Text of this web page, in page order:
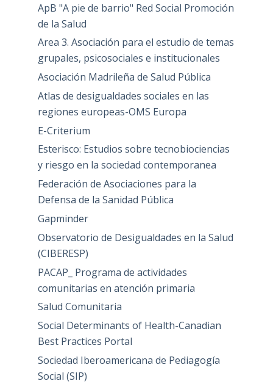
ApB "A pie de barrio" Red Social Promoción
de la Salud
Area 3. Asociación para el estudio de temas
grupales, psicosociales e institucionales
Asociación Madrileña de Salud Pública
Atlas de desigualdades sociales en las
regiones europeas-OMS Europa
E-Criterium
Esterisco: Estudios sobre tecnobiociencias
y riesgo en la sociedad contemporanea
Federación de Asociaciones para la
Defensa de la Sanidad Pública
Gapminder
Observatorio de Desigualdades en la Salud
(CIBERESP)
PACAP_ Programa de actividades
comunitarias en atención primaria
Salud Comunitaria
Social Determinants of Health-Canadian
Best Practices Portal
Sociedad Iberoamericana de Pediagogía
Social (SIP)